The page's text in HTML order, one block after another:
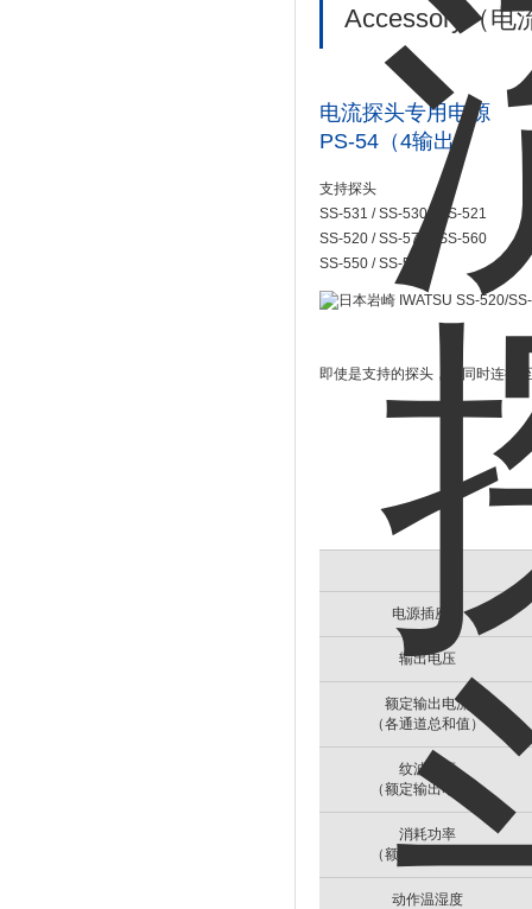
Accessory（电
电流探头专用电源
PS-54（4输出）
支持探头
SS-531 / SS-530 / SS-521
SS-520 / SS-570 / SS-560
SS-550 / SS-540
即使是支持的探头，可同时连接
电源插座数
输出电压
额定输出电流
（各通道总和值）
纹波电压
（额定输出电流）
消耗功率
（额定输出电流）
动作温湿度